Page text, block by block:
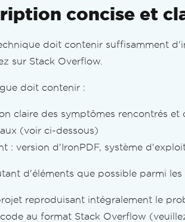
web dynamique vers PDFs
à partir de pages ASPX
des rapports PDF
des PDF sur les serveurs Blazor
en PDF (Pages Razor)
en PDF (MVC Core)
en PDF (Framework MVC)
TLS site web et système
tête de requête HTTP
du proxy
concise et
doit contenir suffisamment
sur Stack Overflow.
doit contenir :
claire des symptômes rencontrés
(voir ci-dessous)
: version d'IronPDF, système
d'éléments que possible parmi
reproduisant intégralement le
au format Stack Overflow